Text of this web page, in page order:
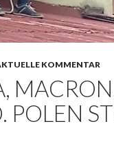
KOMMENTAR
POLEN